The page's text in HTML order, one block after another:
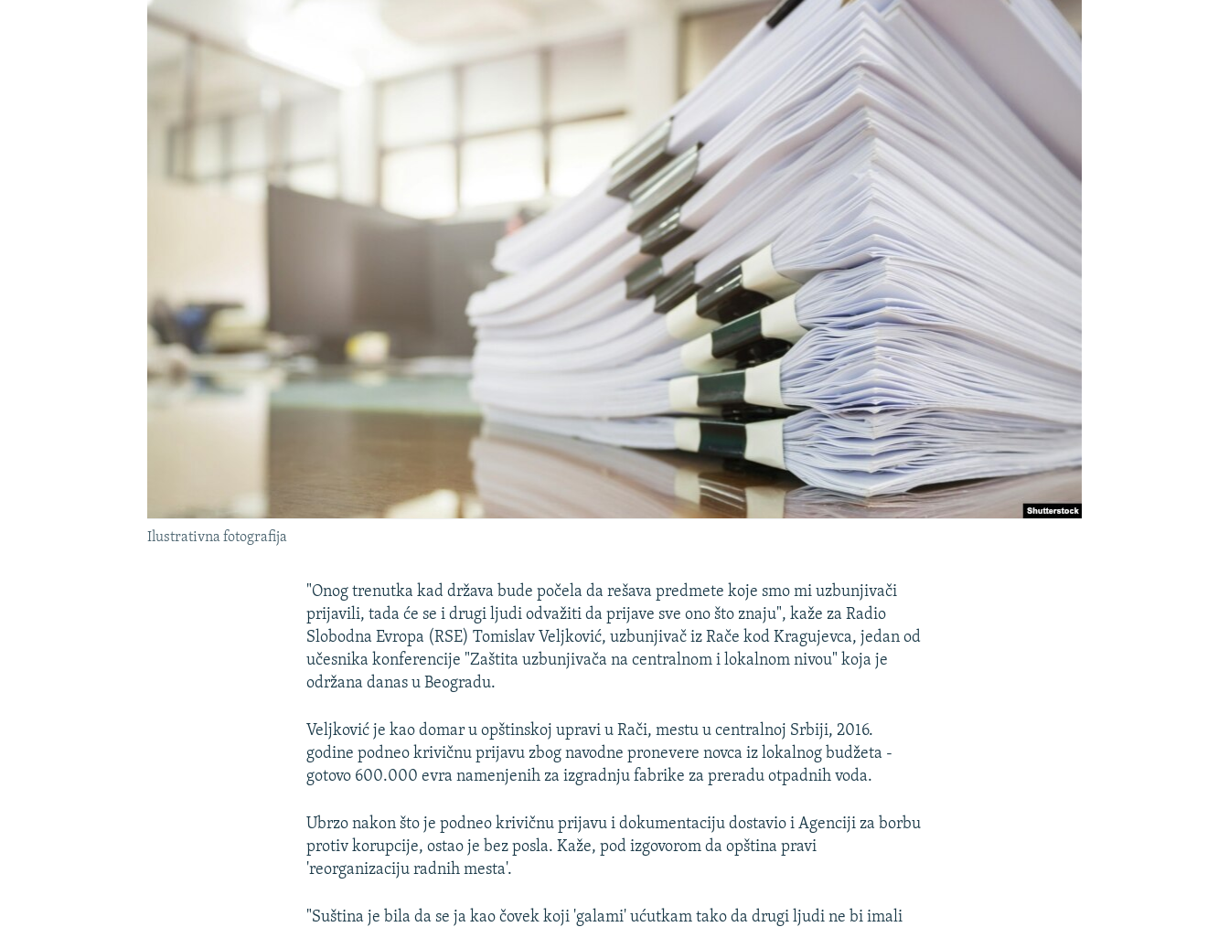
TRI DECENIJE OD RATA U BIH
NASTANAK I RASPAD JUGOSLAVIJE
Ilustrativna fotografija
"Onog trenutka kad država bude počela da rešava predmete koje smo mi uzbunjivači
prijavili, tada će se i drugi ljudi odvažiti da prijave sve ono što znaju", kaže za Radio
Slobodna Evropa (RSE) Tomislav Veljković, uzbunjivač iz Rače kod Kragujevca, jedan od
učesnika konferencije "Zaštita uzbunjivača na centralnom i lokalnom nivou" koja je
održana danas u Beogradu.
Veljković je kao domar u opštinskoj upravi u Rači, mestu u centralnoj Srbiji, 2016.
godine podneo krivičnu prijavu zbog navodne pronevere novca iz lokalnog budžeta -
gotovo 600.000 evra namenjenih za izgradnju fabrike za preradu otpadnih voda.
Ubrzo nakon što je podneo krivičnu prijavu i dokumentaciju dostavio i Agenciji za borbu
protiv korupcije, ostao je bez posla. Kaže, pod izgovorom da opština pravi
'reorganizaciju radnih mesta'.
"Suština je bila da se ja kao čovek koji 'galami' ućutkam tako da drugi ljudi ne bi imali